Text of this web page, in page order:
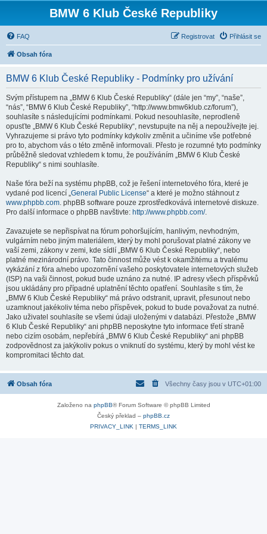
BMW 6 Klub České Republiky
FAQ Přihlásit se
Registrovat
Obsah fóra
BMW 6 Klub České Republiky - Podmínky pro užívání
Svým přístupem na „BMW 6 Klub České Republiky“ (dále jen “my”, “naše”,
“nás”, “BMW 6 Klub České Republiky”, “http://www.bmw6klub.cz/forum”),
souhlasíte s následujícími podmínkami. Pokud nesouhlasíte, neprodleně
opusťte „BMW 6 Klub České Republiky“, nevstupujte na něj a nepoužívejte jej.
Vyhrazujeme si právo tyto podmínky kdykoliv změnit a učiníme vše potřebné
pro to, abychom vás o této změně informovali. Přesto je rozumné tyto podmínky
průběžně sledovat vzhledem k tomu, že používáním „BMW 6 Klub České
Republiky“ s nimi souhlasíte.
Naše fóra beží na systému phpBB, což je řešení internetového fóra, které je
vydané pod licencí „General Public License“ a které je možno stáhnout z
www.phpbb.com. phpBB software pouze zprostředkovává internetové diskuze.
Pro další informace o phpBB navštivte: http://www.phpbb.com/.
Zavazujete se nepřispívat na fórum pohoršujícím, hanlivým, nevhodným,
vulgárním nebo jiným materiálem, který by mohl porušovat platné zákony ve
vaší zemi, zákony v zemi, kde sídlí „BMW 6 Klub České Republiky“, nebo
platné mezinárodní právo. Tato činnost může vést k okamžitému a trvalému
vykázání z fóra a/nebo upozornění vašeho poskytovatele internetových služeb
(ISP) na vaši činnost, pokud bude uznáno za nutné. IP adresy všech příspěvků
jsou ukládány pro případné uplatnění těchto opatření. Souhlasíte s tím, že
„BMW 6 Klub České Republiky“ má právo odstranit, upravit, přesunout nebo
uzamknout jakékoliv téma nebo příspěvek, pokud to bude považovat za nutné.
Jako uživatel souhlasíte se všemi údaji uloženými v databázi. Přestože „BMW
6 Klub České Republiky“ ani phpBB neposkytne tyto informace třetí straně
nebo cizím osobám, nepřebírá „BMW 6 Klub České Republiky“ ani phpBB
zodpovědnost za jakýkoliv pokus o vniknutí do systému, který by mohl vést ke
kompromitaci těchto dat.
Obsah fóra Všechny časy jsou v UTC+01:00
Založeno na phpBB® Forum Software © phpBB Limited
Český překlad – phpBB.cz
PRIVACY_LINK | TERMS_LINK